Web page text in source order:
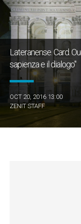
Lateranense. Card.
sapienza e il dialogo"
OCT 20, 2016 13:00
ZENIT STAFF